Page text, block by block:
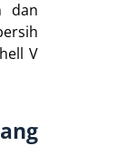
dan
V